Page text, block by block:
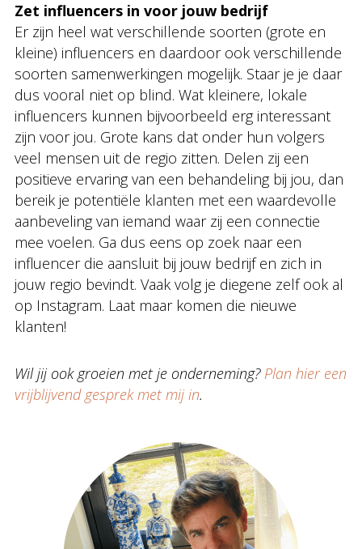
Zet influencers in voor jouw bedrijf
Er zijn heel wat verschillende soorten (grote en
kleine) influencers en daardoor ook verschillende
soorten samenwerkingen mogelijk. Staar je je daar
dus vooral niet op blind. Wat kleinere, lokale
influencers kunnen bijvoorbeeld erg interessant
zijn voor jou. Grote kans dat onder hun volgers
veel mensen uit de regio zitten. Delen zij een
positieve ervaring van een behandeling bij jou, dan
bereik je potentiële klanten met een waardevolle
aanbeveling van iemand waar zij een connectie
mee voelen. Ga dus eens op zoek naar een
influencer die aansluit bij jouw bedrijf en zich in
jouw regio bevindt. Vaak volg je diegene zelf ook al
op Instagram. Laat maar komen die nieuwe
klanten!
Wil jij ook groeien met je onderneming? Plan hier een
vrijblijvend gesprek met mij in.